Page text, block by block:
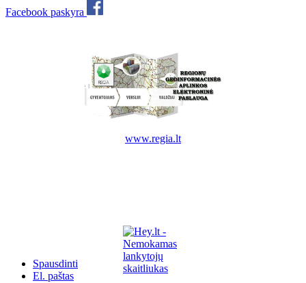
Facebook paskyra
www.regia.lt
Spausdinti
El. paštas